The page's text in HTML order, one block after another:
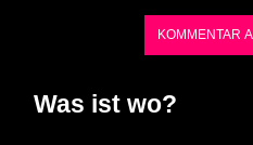
Was ist wo?